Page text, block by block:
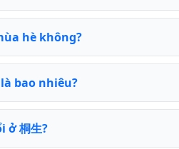
hè không?
bao nhiêu?
ở 桐生?